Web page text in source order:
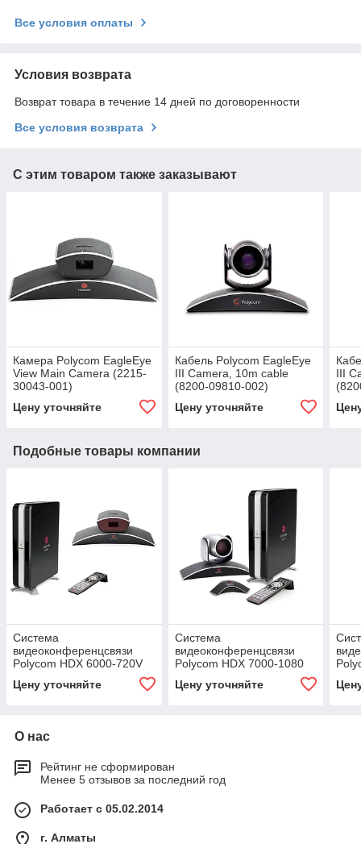
Все условия оплаты
Условия возврата
Возврат товара в течение 14 дней по договоренности
Все условия возврата
С этим товаром также заказывают
Камера Polycom EagleEye
View Main Camera (2215-
30043-001)
Цену уточняйте
Кабель Polycom EagleEye
III Camera, 10m cable
(8200-09810-002)
Цену уточняйте
III
Подобные товары компании
Система
видеоконференцсвязи
Polycom HDX 6000-720V
Цену уточняйте
Система
видеоконференцсвязи
Polycom HDX 7000-1080
Цену уточняйте
О нас
Рейтинг не сформирован
Менее 5 отзывов за последний год
Работает с 05.02.2014
г. Алматы